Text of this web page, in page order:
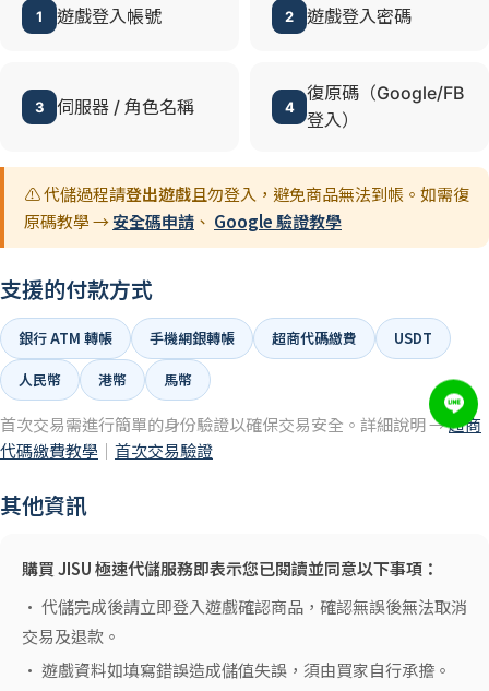
1 遊戲登入帳號 2 遊戲登入密碼
3 伺服器 / 角色名稱 4
復原碼（Google/FB
登入）
⚠️ 代儲過程請登出遊戲且勿登入，避免商品無法到帳。如需復
原碼教學 →安全碼申請 、 Google 驗證教學
支援的付款方式
銀行 ATM 轉帳 手機網銀轉帳 超商代碼繳費
USDT
人民幣
港幣 馬幣
首次交易需進行簡單的身份驗證以確保交易安全。詳細說明 →超商
代碼繳費教學 ｜ 首次交易驗證
其他資訊
購買 JISU 極速代儲服務即表示您已閱讀並同意以下事項：
• 代儲完成後請立即登入遊戲確認商品，確認無誤後無法取消
交易及退款。
• 遊戲資料如填寫錯誤造成儲值失誤，須由買家自行承擔。